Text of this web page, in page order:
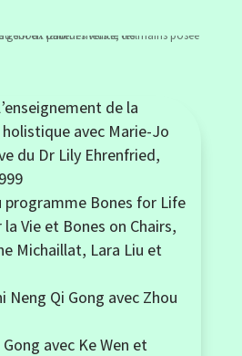
de la
avec Marie-Jo
du Dr Lily Ehrenfried,
programme Bones for Life
Vie et Bones on Chairs,
Michaillat, Lara Liu et
Neng Qi Gong avec Zhou
avec Ke Wen et